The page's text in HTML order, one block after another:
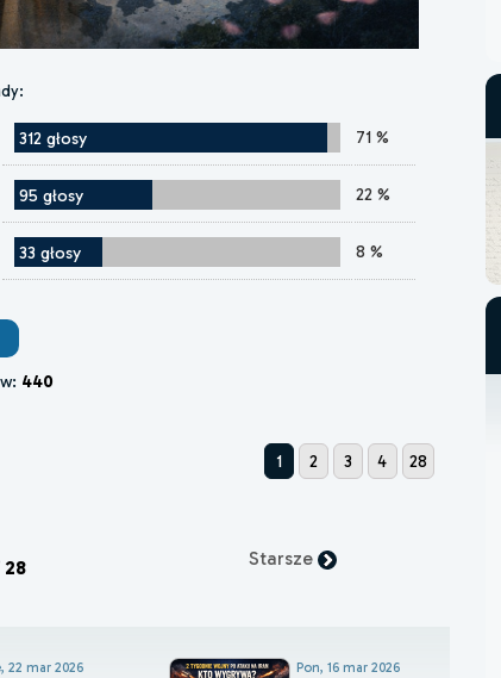
312 głosy 71 %
95 głosy 22 %
33 głosy 8 %
440
1 2 3 4 28
28 Starsze
22 mar 2026
Pon, 16 mar 2026